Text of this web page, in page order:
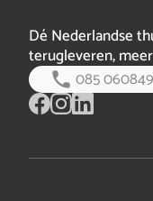
Dé Nederlandse
terugleveren,
085